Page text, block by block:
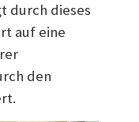
durch dieses
auf eine
den